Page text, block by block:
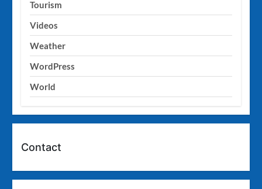
Tourism
Videos
Weather
WordPress
World
Contact